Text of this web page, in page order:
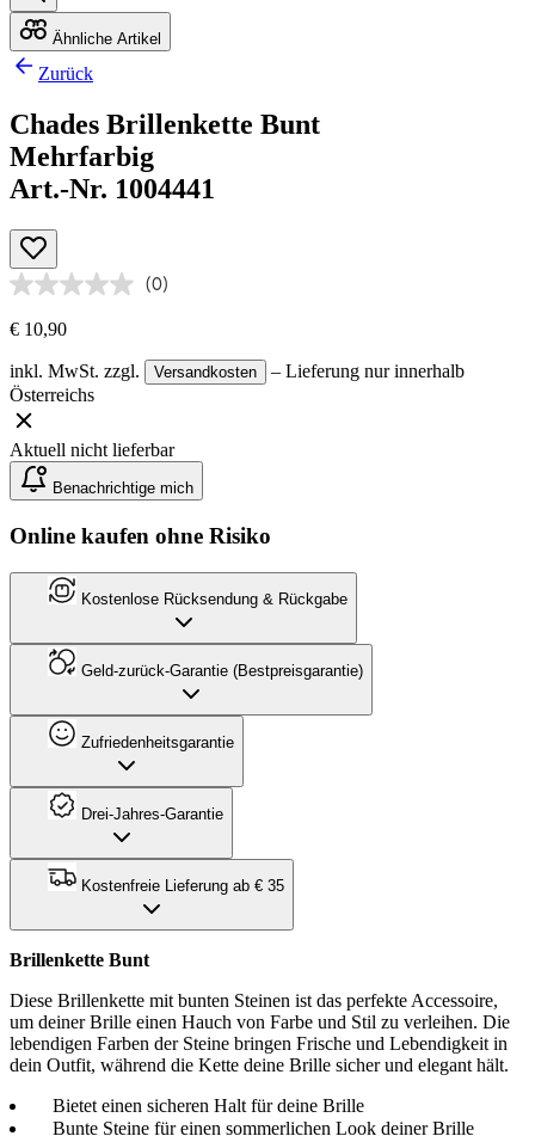
Ähnliche Artikel
Zurück
Chades Brillenkette Bunt
Mehrfarbig
Art.-Nr. 1004441
(0)
€ 10,90
inkl. MwSt. zzgl. Versandkosten
– Lieferung nur innerhalb
Österreichs
Aktuell nicht lieferbar
Benachrichtige mich
Online kaufen ohne Risiko
Kostenlose Rücksendung & Rückgabe
Geld-zurück-Garantie (Bestpreisgarantie)
Zufriedenheitsgarantie
Drei-Jahres-Garantie
Kostenfreie Lieferung ab € 35
Brillenkette Bunt
Diese Brillenkette mit bunten Steinen ist das perfekte Accessoire,
um deiner Brille einen Hauch von Farbe und Stil zu verleihen. Die
lebendigen Farben der Steine bringen Frische und Lebendigkeit in
dein Outfit, während die Kette deine Brille sicher und elegant hält.
Bietet einen sicheren Halt für deine Brille
Bunte Steine für einen sommerlichen Look deiner Brille